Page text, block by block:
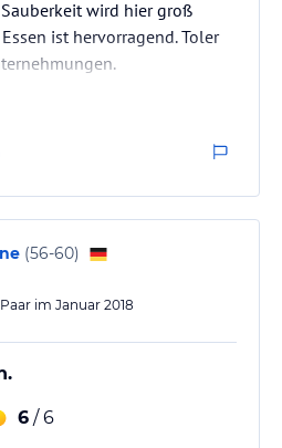
wird hier groß
ist hervorragend. Toler
(56-60)
im Januar 2018
6 / 6